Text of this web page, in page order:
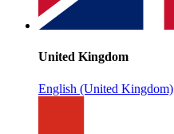
United Kingdom
English (United Kingdom)